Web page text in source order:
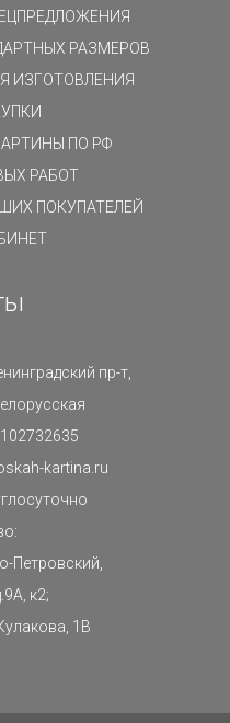
РАЗМЕРОВ
ИЗГОТОВЛЕНИЯ
ПО РФ
РАБОТ
ПОКУПАТЕЛЕЙ
пр-т,
kartina.ru
Петровский,
к2;
1В